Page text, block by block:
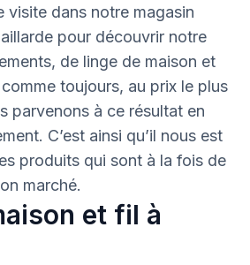
visite dans notre magasin
pour découvrir notre
de linge de maison et
toujours, au prix le plus
parvenons à ce résultat en
C’est ainsi qu’il nous est
produits qui sont à la fois de
marché.
et fil à